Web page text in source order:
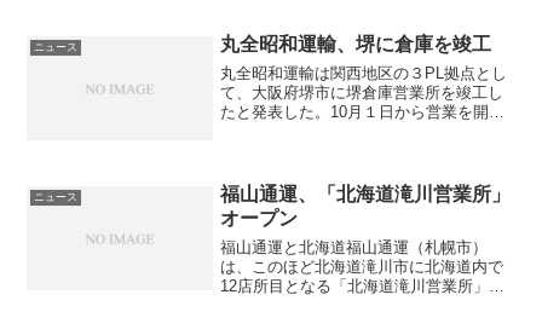
最適化・効率化を図る。 дверные сетки
ano...
ニュース 丸全昭和運輸、堺に倉庫を竣工
丸全昭和運輸は関西地区の３PL拠点とし
て、大阪府堺市に堺倉庫営業所を竣工し
たと発表した。10月１日から営業を開始
ニュース
福山通運、「北海道滝川営業所」
オープン
福山通運と北海道福山通運（札幌市）
は、このほど北海道滝川市に北海道内で
12店所目となる「北海道滝川営業所」を